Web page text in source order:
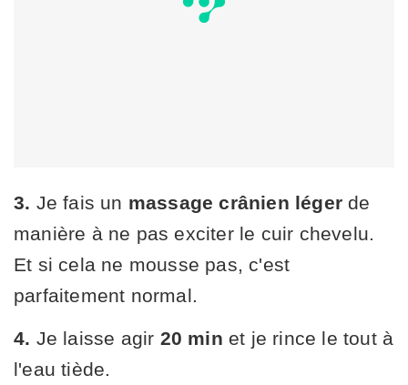
3. Je fais un massage crânien léger de
manière à ne pas exciter le cuir chevelu.
Et si cela ne mousse pas, c'est
parfaitement normal.
4. Je laisse agir 20 min et je rince le tout à
l'eau tiède.